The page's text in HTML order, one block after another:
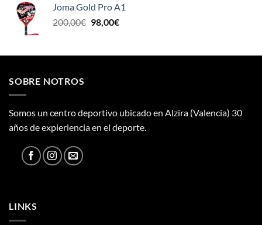
era:
79,95€.
es:
50,99€.
Joma Gold Pro A1
200,00€ El
era:
98,00€El
es:
SOBRE NOTROS
Somos un centro deportivo ubicado en Alzira (Valencia) 30
años de expieriencia en el deporte.
LINKS